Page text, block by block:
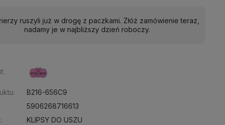
ruszyli już w drogę z paczkami. Złóż zamówienie teraz,
nadamy je w najbliższy dzień roboczy.
B216-656C9
5906268716613
KLIPSY DO USZU